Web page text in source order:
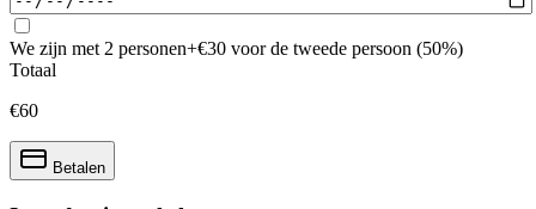
We zijn met 2 personen+€30 voor de tweede persoon (50%)
Totaal
€60
Betalen